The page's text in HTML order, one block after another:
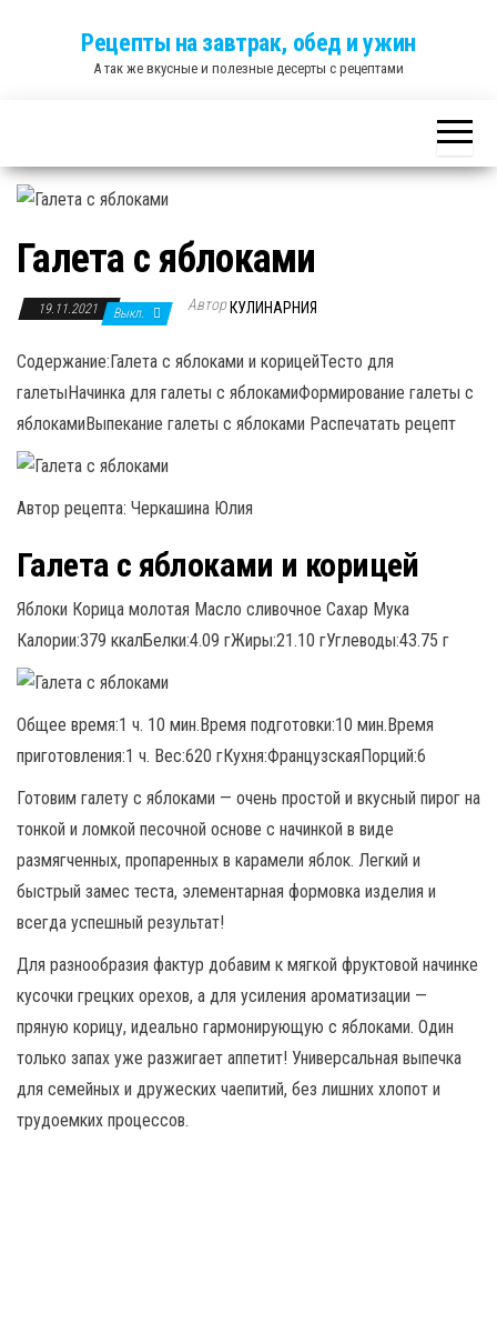
Рецепты на завтрак, обед и ужин
А так же вкусные и полезные десерты с рецептами
Галета с яблоками
19.11.2021 Выкл. Автор КУЛИНАРНИЯ
Содержание:Галета с яблоками и корицейТесто для
галетыНачинка для галеты с яблокамиФормирование галеты с
яблокамиВыпекание галеты с яблоками Распечатать рецепт
Автор рецепта: Черкашина Юлия
Галета с яблоками и корицей
Яблоки Корица молотая Масло сливочное Сахар Мука
Калории:379 ккалБелки:4.09 гЖиры:21.10 гУглеводы:43.75 г
Общее время:1 ч. 10 мин.Время подготовки:10 мин.Время
приготовления:1 ч. Вес:620 гКухня:ФранцузскаяПорций:6
Готовим галету с яблоками — очень простой и вкусный пирог на
тонкой и ломкой песочной основе с начинкой в виде
размягченных, пропаренных в карамели яблок. Легкий и
быстрый замес теста, элементарная формовка изделия и
всегда успешный результат!
Для разнообразия фактур добавим к мягкой фруктовой начинке
кусочки грецких орехов, а для усиления ароматизации —
пряную корицу, идеально гармонирующую с яблоками. Один
только запах уже разжигает аппетит! Универсальная выпечка
для семейных и дружеских чаепитий, без лишних хлопот и
трудоемких процессов.